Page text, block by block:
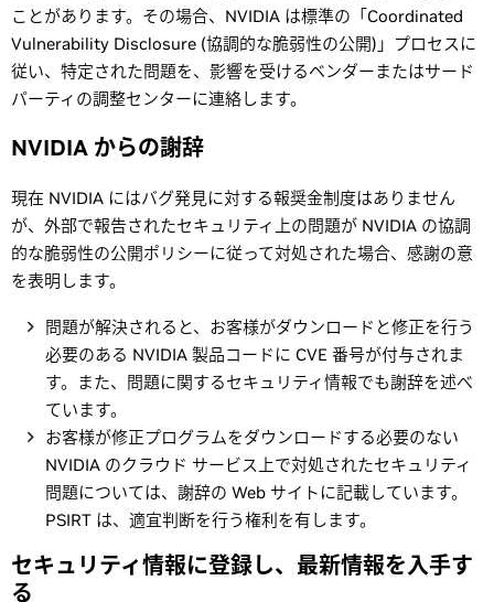
ことがあります。その場合、NVIDIA は標準の「Coordinated
Vulnerability Disclosure (協調的な脆弱性の公開)」プロセスに
従い、特定された問題を、影響を受けるベンダーまたはサード
パーティの調整センターに連絡します。
NVIDIA からの謝辞
現在 NVIDIA にはバグ発見に対する報奨金制度はありません
が、外部で報告されたセキュリティ上の問題が NVIDIA の協調
的な脆弱性の公開ポリシーに従って対処された場合、感謝の意
を表明します。
問題が解決されると、お客様がダウンロードと修正を行う
必要のある NVIDIA 製品コードに CVE 番号が付与されま
す。また、問題に関するセキュリティ情報でも謝辞を述べ
ています。
お客様が修正プログラムをダウンロードする必要のない
NVIDIA のクラウド サービス上で対処されたセキュリティ
問題については、謝辞の Web サイトに記載しています。
PSIRT は、適宜判断を行う権利を有します。
セキュリティ情報に登録し、最新情報を入手す
る